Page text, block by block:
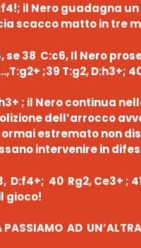
il Nero guadagna un
scacco matto in tre
se 38 C:c6, Il Nero
;39 T:g2, D:h3+;
; il Nero continua
dell’arrocco
ormai estremato non
intervenire in
D:f4+; 40 Rg2, Ce3+ ;
gioco!
PASSIAMO AD